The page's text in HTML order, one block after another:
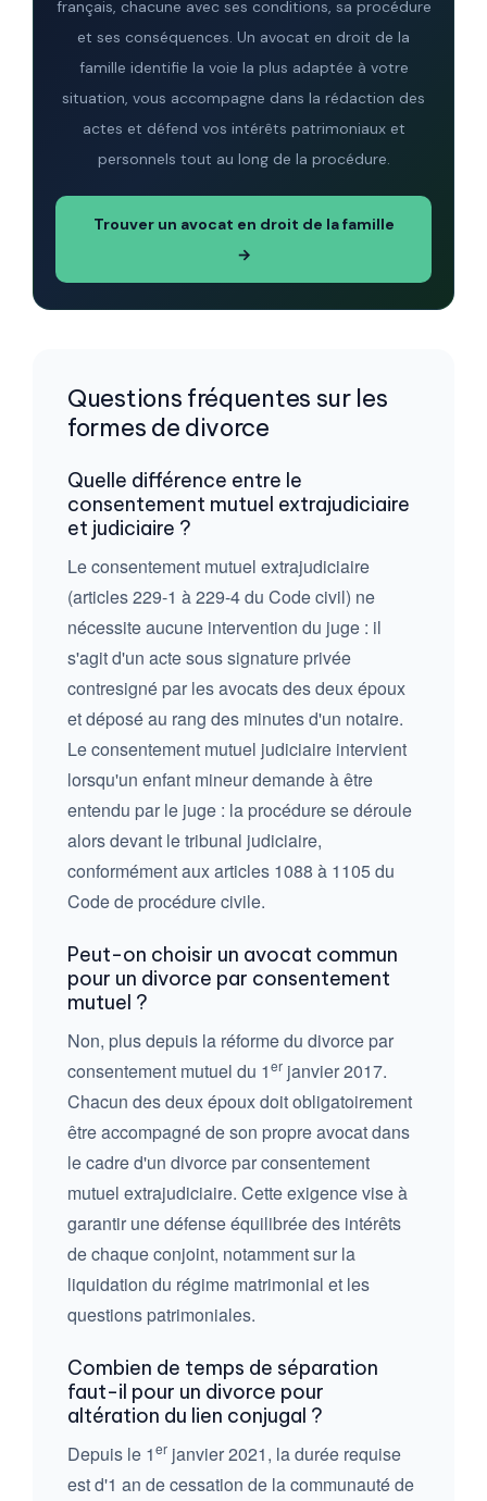
français, chacune avec ses conditions, sa procédure
et ses conséquences. Un avocat en droit de la
famille identifie la voie la plus adaptée à votre
situation, vous accompagne dans la rédaction des
actes et défend vos intérêts patrimoniaux et
personnels tout au long de la procédure.
Trouver un avocat en droit de la famille
→
Questions fréquentes sur les
formes de divorce
Quelle différence entre le
consentement mutuel extrajudiciaire
et judiciaire ?
Le consentement mutuel extrajudiciaire
(articles 229-1 à 229-4 du Code civil) ne
nécessite aucune intervention du juge : il
s'agit d'un acte sous signature privée
contresigné par les avocats des deux époux
et déposé au rang des minutes d'un notaire.
Le consentement mutuel judiciaire intervient
lorsqu'un enfant mineur demande à être
entendu par le juge : la procédure se déroule
alors devant le tribunal judiciaire,
conformément aux articles 1088 à 1105 du
Code de procédure civile.
Peut-on choisir un avocat commun
pour un divorce par consentement
mutuel ?
Non, plus depuis la réforme du divorce par
consentement mutuel du 1er janvier 2017.
Chacun des deux époux doit obligatoirement
être accompagné de son propre avocat dans
le cadre d'un divorce par consentement
mutuel extrajudiciaire. Cette exigence vise à
garantir une défense équilibrée des intérêts
de chaque conjoint, notamment sur la
liquidation du régime matrimonial et les
questions patrimoniales.
Combien de temps de séparation
faut-il pour un divorce pour
altération du lien conjugal ?
Depuis le 1er janvier 2021, la durée requise
est d'1 an de cessation de la communauté de